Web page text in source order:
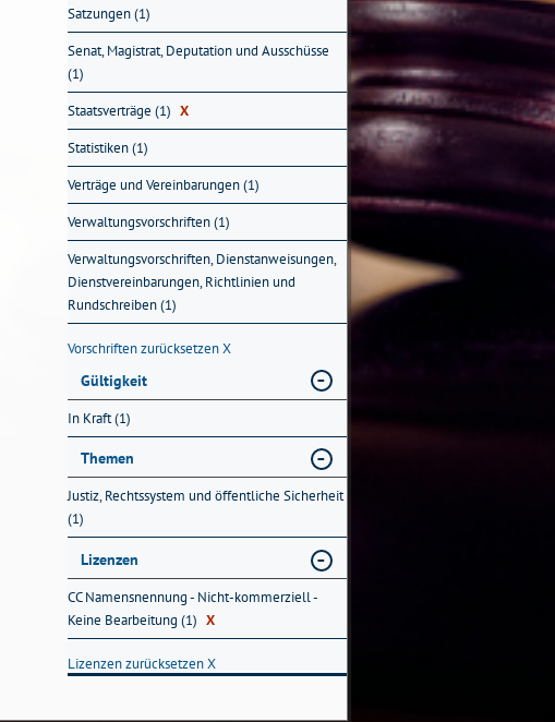
Satzungen (1)
Senat, Magistrat, Deputation und Ausschüsse
(1)
Staatsverträge (1) X
Statistiken (1)
Verträge und Vereinbarungen (1)
Verwaltungsvorschriften (1)
Verwaltungsvorschriften, Dienstanweisungen,
Dienstvereinbarungen, Richtlinien und
Rundschreiben (1)
Vorschriften zurücksetzenX
Gültigkeit
In Kraft (1)
Themen
Justiz, Rechtssystem und öffentliche Sicherheit
(1)
Lizenzen
CC Namensnennung - Nicht-kommerziell -
Keine Bearbeitung (1) X
Lizenzen zurücksetzenX